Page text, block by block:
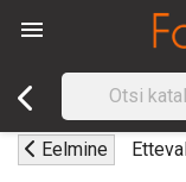

Eelmine